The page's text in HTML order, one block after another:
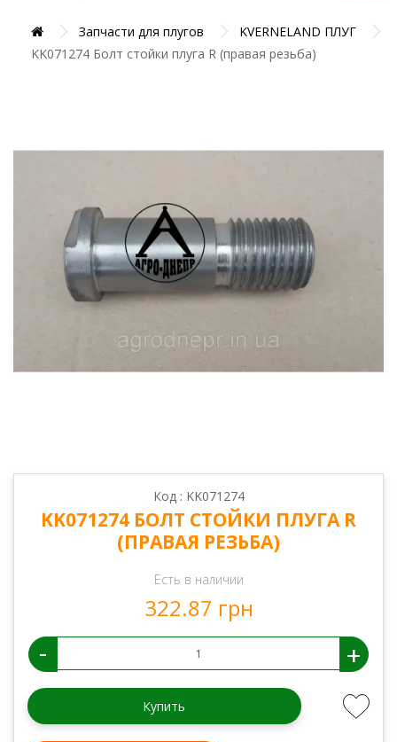
Запчасти для плугов
KVERNELAND ПЛУГ
KK071274 Болт стойки плуга R (правая резьба)
Код : KK071274
KK071274 БОЛТ СТОЙКИ ПЛУГА R
(ПРАВАЯ РЕЗЬБА)
Есть в наличии
322.87 грн
- +
Купить